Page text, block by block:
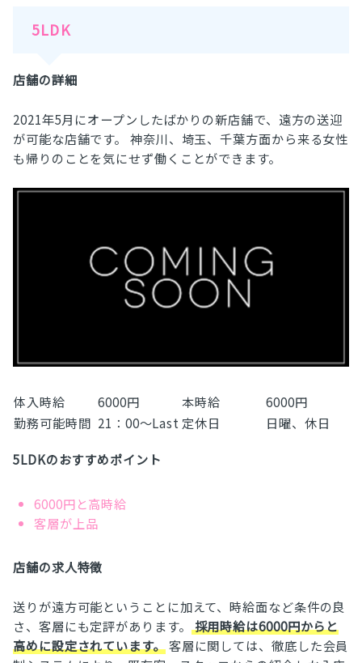
5LDK
店舗の詳細
2021年5月にオープンしたばかりの新店舗で、遠方の送迎
が可能な店舗です。 神奈川、埼玉、千葉方面から来る女性
も帰りのことを気にせず働くことができます。
体入時給 6000円 本時給
6000円
勤務可能時間 21：00～Last 定休日 日曜、休日
5LDKのおすすめポイント
6000円と高時給
客層が上品
店舗の求人特徴
送りが遠方可能ということに加えて、時給面など条件の良
さ、客層にも定評があります。 採用時給は6000円からと
高めに設定されています。客層に関しては、徹底した会員